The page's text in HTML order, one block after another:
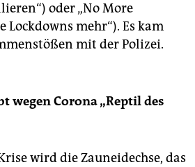
oder „No More
Lockdowns mehr“). Es kam
mit der Polizei.
wegen Corona „Reptil des
wird die Zauneidechse, das